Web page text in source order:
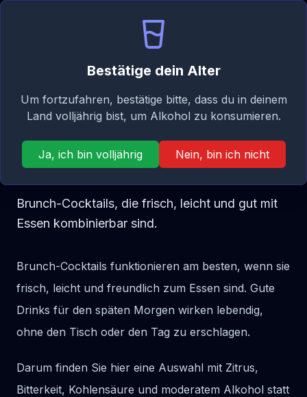
Bestätige dein Alter
Um fortzufahren, bestätige bitte, dass du in deinem
Land volljährig bist, um Alkohol zu konsumieren.
Ja, ich bin volljährig Nein, bin ich nicht
DE
Cocktail-Kategorien COCKTAIL-GUIDE
Die Besten Brunch
Cocktails
Brunch-Cocktails, die frisch, leicht und gut mit
Essen kombinierbar sind.
Brunch-Cocktails funktionieren am besten, wenn sie
frisch, leicht und freundlich zum Essen sind. Gute
Drinks für den späten Morgen wirken lebendig,
ohne den Tisch oder den Tag zu erschlagen.
Darum finden Sie hier eine Auswahl mit Zitrus,
Bitterkeit, Kohlensäure und moderatem Alkohol statt